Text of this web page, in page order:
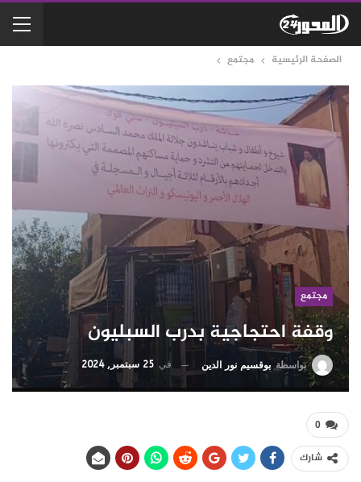
الصفحة الرئيسية مجتمع
مجتمع
وقفة احتجاجية بدرب السبليون
بواسطة بوقسيم نور الدين في 25 سبتمبر, 2024
0
شارك